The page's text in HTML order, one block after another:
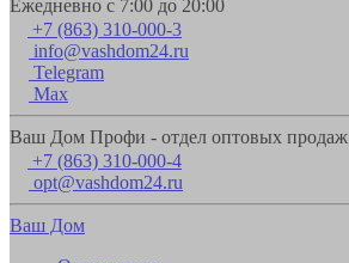
Ежедневно с 7:00 до 20:00
+7 (863) 310-000-3
info@vashdom24.ru
Telegram
Max
Ваш Дом Профи - отдел оптовых продаж
+7 (863) 310-000-4
opt@vashdom24.ru
Ваш Дом